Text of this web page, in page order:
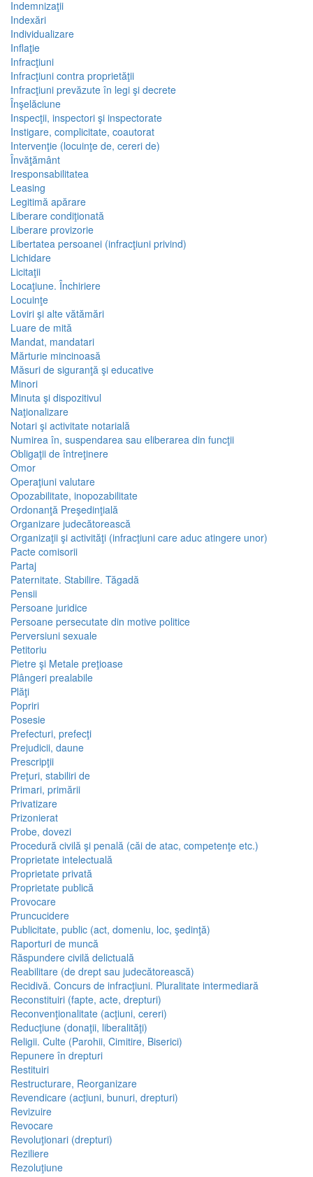
Indemnizaţii
Indexări
Individualizare
Inflaţie
Infracţiuni
Infracţiuni contra proprietăţii
Infracţiuni prevăzute în legi şi decrete
Înşelăciune
Inspecţii, inspectori şi inspectorate
Instigare, complicitate, coautorat
Intervenţie (locuinţe de, cereri de)
Învăţământ
Iresponsabilitatea
Leasing
Legitimă apărare
Liberare condiţionată
Liberare provizorie
Libertatea persoanei (infracţiuni privind)
Lichidare
Licitaţii
Locaţiune. Închiriere
Locuinţe
Loviri şi alte vătămări
Luare de mită
Mandat, mandatari
Mărturie mincinoasă
Măsuri de siguranţă şi educative
Minori
Minuta şi dispozitivul
Naţionalizare
Notari şi activitate notarială
Numirea în, suspendarea sau eliberarea din funcţii
Obligaţii de întreţinere
Omor
Operaţiuni valutare
Opozabilitate, inopozabilitate
Ordonanţă Preşedinţială
Organizare judecătorească
Organizaţii şi activităţi (infracţiuni care aduc atingere unor)
Pacte comisorii
Partaj
Paternitate. Stabilire. Tăgadă
Pensii
Persoane juridice
Persoane persecutate din motive politice
Perversiuni sexuale
Petitoriu
Pietre şi Metale preţioase
Plângeri prealabile
Plăţi
Popriri
Posesie
Prefecturi, prefecţi
Prejudicii, daune
Prescripţii
Preţuri, stabiliri de
Primari, primării
Privatizare
Prizonierat
Probe, dovezi
Procedură civilă şi penală (căi de atac, competenţe etc.)
Proprietate intelectuală
Proprietate privată
Proprietate publică
Provocare
Pruncucidere
Publicitate, public (act, domeniu, loc, şedinţă)
Raporturi de muncă
Răspundere civilă delictuală
Reabilitare (de drept sau judecătorească)
Recidivă. Concurs de infracţiuni. Pluralitate intermediară
Reconstituiri (fapte, acte, drepturi)
Reconvenţionalitate (acţiuni, cereri)
Reducţiune (donaţii, liberalităţi)
Religii. Culte (Parohii, Cimitire, Biserici)
Repunere în drepturi
Restituiri
Restructurare, Reorganizare
Revendicare (acţiuni, bunuri, drepturi)
Revizuire
Revocare
Revoluţionari (drepturi)
Reziliere
Rezoluţiune